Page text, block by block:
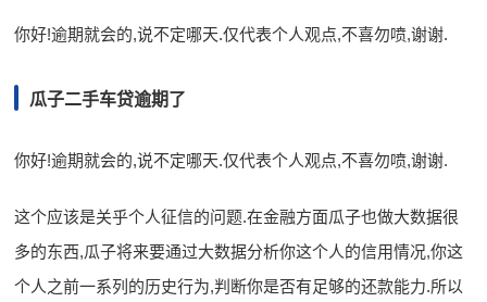
你好!逾期就会的,说不定哪天.仅代表个人观点,不喜勿喷,谢谢.
瓜子二手车贷逾期了
你好!逾期就会的,说不定哪天.仅代表个人观点,不喜勿喷,谢谢.
这个应该是关乎个人征信的问题.在金融方面瓜子也做大数据很
多的东西,瓜子将来要通过大数据分析你这个人的信用情况,你这
个人之前一系列的历史行为,判断你是否有足够的还款能力.所以